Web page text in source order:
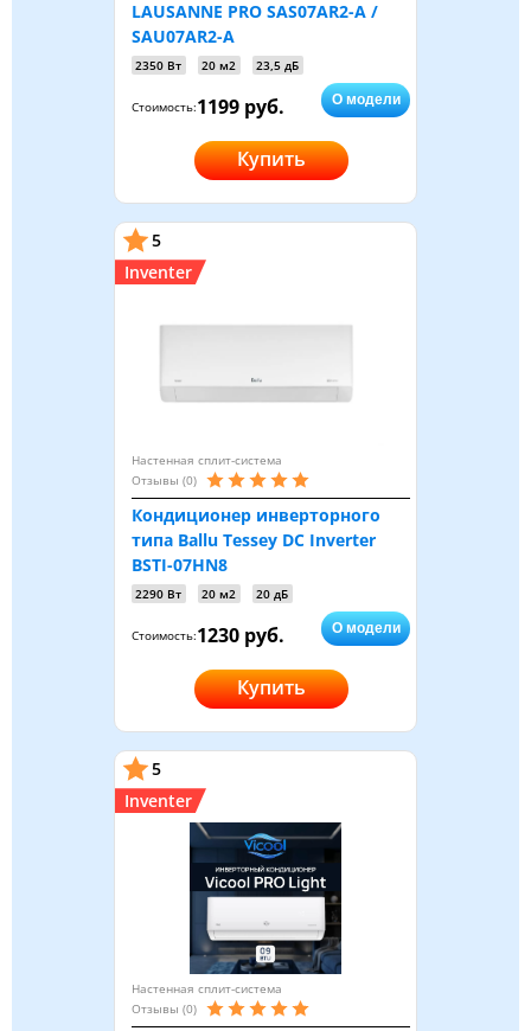
LAUSANNE PRO SAS07AR2-A /
SAU07AR2-A
2350 Вт 20 м2 23,5 дБ
Стоимость:1199 руб. О модели
Купить
5
Inventer
Настенная сплит-система
Отзывы (0)
Кондиционер инверторного
типа Ballu Tessey DC Inverter
BSTI-07HN8
2290 Вт 20 м2 20 дБ
Стоимость:1230 руб. О модели
Купить
5
Inventer
Настенная сплит-система
Отзывы (0)